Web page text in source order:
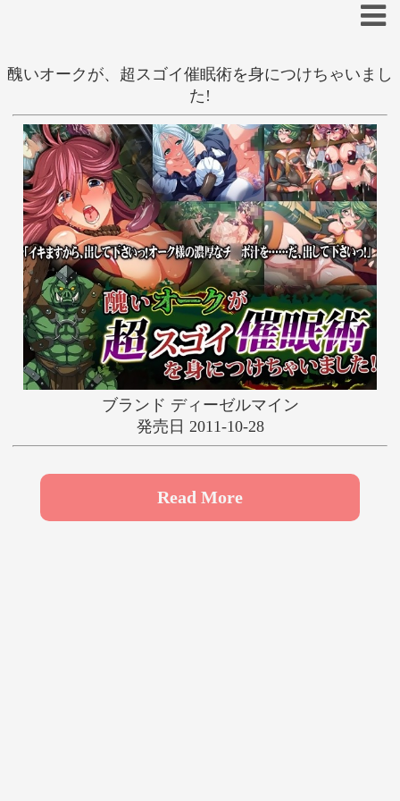
あ い う え お
か き く け こ
さ し す せ そ
た ち つ て と
な に ぬ ね の
は ひ ふ へ ほ
ま み む め も
ゆ
ら り る れ ろ
わ
醜いオークが、超スゴイ催眠術を身につけちゃいまし
た!
ブランド ディーゼルマイン
発売日 2011-10-28
Read More